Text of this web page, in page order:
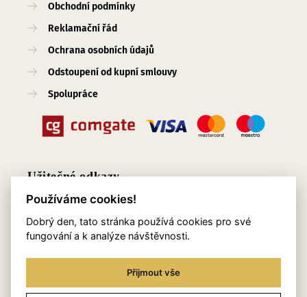
Obchodní podmínky
Reklamační řád
Ochrana osobních údajů
Odstoupení od kupní smlouvy
Spolupráce
Užitečné odkazy
O nás
Blog
Používáme cookies!
Dobrý den, tato stránka používá cookies pro své
fungování a k analýze návštěvnosti.
Přijmout vše